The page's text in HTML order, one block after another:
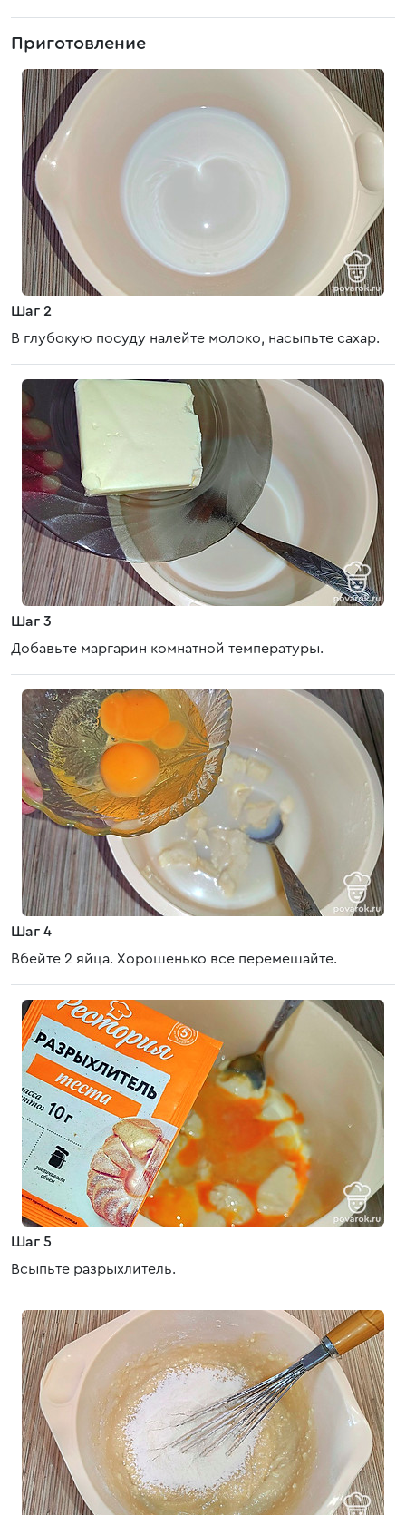
Приготовление
Шаг 2
В глубокую посуду налейте молоко, насыпьте сахар.
Шаг 3
Добавьте маргарин комнатной температуры.
Шаг 4
Вбейте 2 яйца. Хорошенько все перемешайте.
Шаг 5
Всыпьте разрыхлитель.